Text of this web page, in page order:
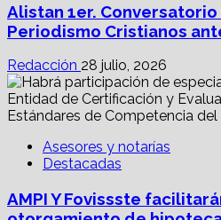
Alistan 1er.
Periodismo Cristianos
Redacción 28 julio, 2026
Asesores y notarías
Destacadas
AMPI Y Fovissste